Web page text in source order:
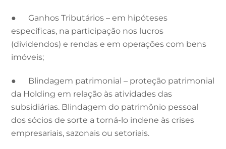
● Ganhos Tributários – em hipóteses
específicas, na participação nos lucros
(dividendos) e rendas e em operações com bens
imóveis;
● Blindagem patrimonial – proteção patrimonial
da Holding em relação às atividades das
subsidiárias. Blindagem do patrimônio pessoal
dos sócios de sorte a torná-lo indene às crises
empresariais, sazonais ou setoriais.